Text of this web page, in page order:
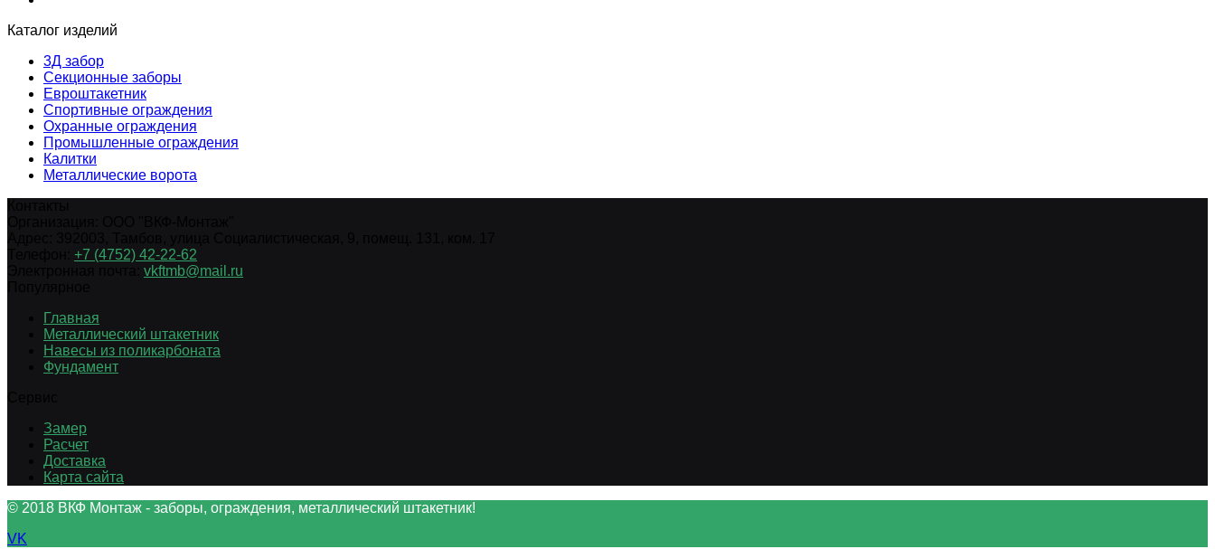
Каталог изделий
3Д забор
Секционные заборы
Евроштакетник
Спортивные ограждения
Охранные ограждения
Промышленные ограждения
Калитки
Металлические ворота
+7 (4752) 42-22-62
vkftmb@mail.ru
Главная
Металлический штакетник
Навесы из поликарбоната
Фундамент
Замер
Расчет
Доставка
Карта сайта
© 2018 ВКФ Монтаж - заборы, ограждения, металлический штакетник!
VK